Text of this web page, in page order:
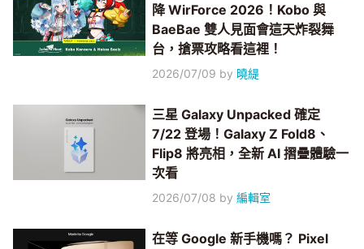
降 WirForce 2026！Kobo 與
BaeBae 雙人見面會這天炸裂舞
台，搶票攻略看這裡！
2026/07/09 by 曉緹
三星 Galaxy Unpacked 確定
7/22 登場！Galaxy Z Fold8、
Flip8 將亮相，全新 AI 摺疊體驗一
次看
2026/07/08 by編輯室
在等 Google 新手機嗎？ Pixel